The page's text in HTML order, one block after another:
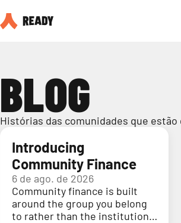
BLOG
Histórias das comunidades que estão
Introducing
Community Finance
6 de ago. de 2026
Community finance is built
around the group you belong
to rather than the institution